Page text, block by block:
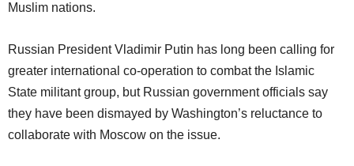
Muslim nations.
Russian President Vladimir Putin has long been calling for
greater international co-operation to combat the Islamic
State militant group, but Russian government officials say
they have been dismayed by Washington’s reluctance to
collaborate with Moscow on the issue.